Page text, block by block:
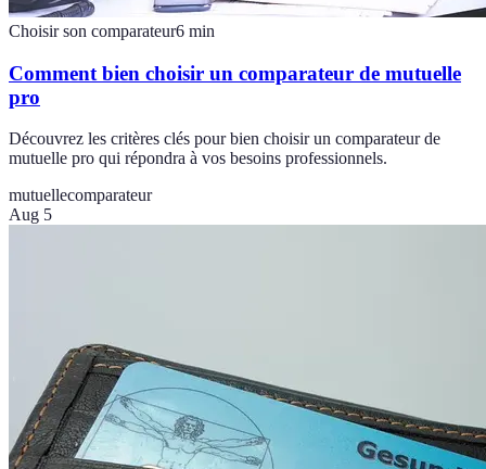
Choisir son comparateur6 min
Comment bien choisir un comparateur de mutuelle
pro
Découvrez les critères clés pour bien choisir un comparateur de
mutuelle pro qui répondra à vos besoins professionnels.
mutuellecomparateur
Aug 5